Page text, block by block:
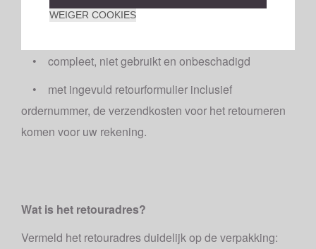
• in de originele verpakking van het product, met
• compleet, niet gebruikt en onbeschadigd
• met ingevuld retourformulier inclusief
ordernummer, de verzendkosten voor het retourneren
komen voor uw rekening.
Wat is het retouradres?
Vermeld het retouradres duidelijk op de verpakking:
WEIGER COOKIES